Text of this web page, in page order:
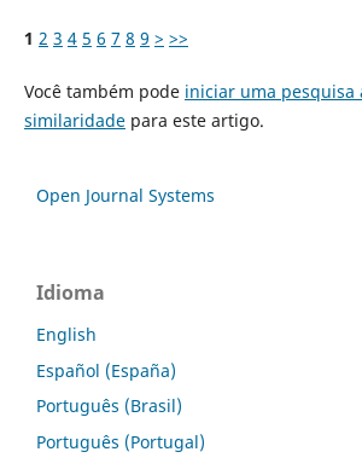
1 2 3 4 5 6 7 8 9 > >>
Você também pode iniciar uma pesquisa
similaridadepara este artigo.
Open Journal Systems
Idioma
English
Español (España)
Português (Brasil)
Português (Portugal)